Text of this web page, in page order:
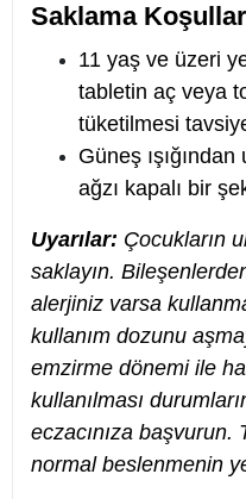
Saklama
11 yaş ve üzeri
tabletin aç veya
tüketilmesi
Güneş
ağzı kapalı bir
Uyarılar: Çocukların
saklayın.
alerjiniz varsa
kullanım dozunu
emzirme dönemi ile
kullanılması
eczacınıza başvurun.
normal beslenmenin